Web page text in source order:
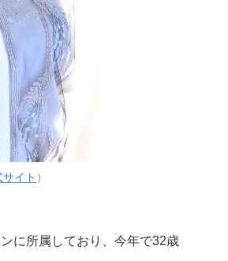
イト ）
に所属しており、今年で32歳